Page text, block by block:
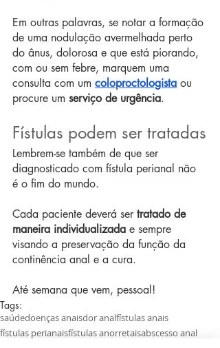
Em outras palavras, se notar a formação
de uma nodulação avermelhada perto
do ânus, dolorosa e que está piorando,
com ou sem febre, marquem uma
consulta com um coloproctologista ou
procure um serviço de urgência.
Fístulas podem ser tratadas
Lembrem-se também de que ser
diagnosticado com fístula perianal não
é o fim do mundo.
Cada paciente deverá ser tratado de
maneira individualizada e sempre
visando a preservação da função da
continência anal e a cura.
Até semana que vem, pessoal!
Tags:
saúdedoenças anaisdor analfístulas anais
fístulas perianaisfístulas anorretaisabscesso anal